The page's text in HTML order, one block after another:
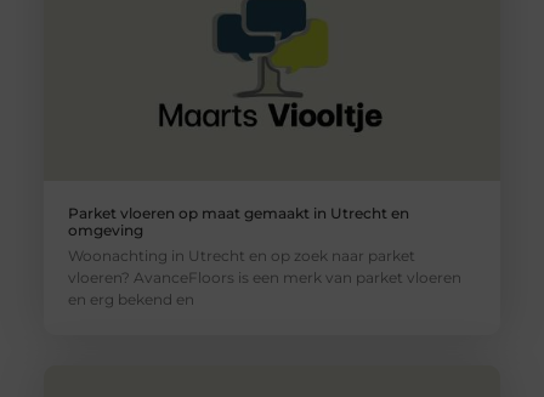
Parket vloeren op maat gemaakt in Utrecht en
omgeving
Woonachting in Utrecht en op zoek naar parket
vloeren? AvanceFloors is een merk van parket vloeren
en erg bekend en